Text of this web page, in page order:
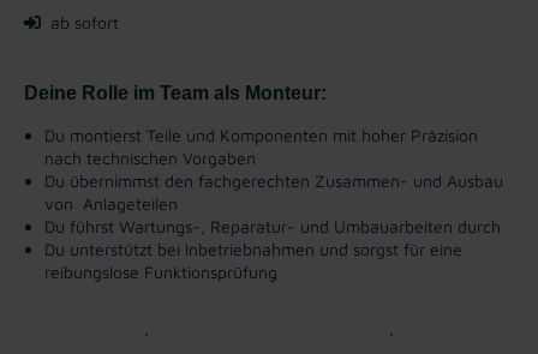
ab sofort
Deine Rolle im Team als Monteur:
Du montierst Teile und Komponenten mit hoher Präzision
nach technischen Vorgaben
Du übernimmst den fachgerechten Zusammen- und Ausbau
von Anlageteilen
Du führst Wartungs-, Reparatur- und Umbauarbeiten durch
Du unterstützt bei Inbetriebnahmen und sorgst für eine
reibungslose Funktionsprüfung